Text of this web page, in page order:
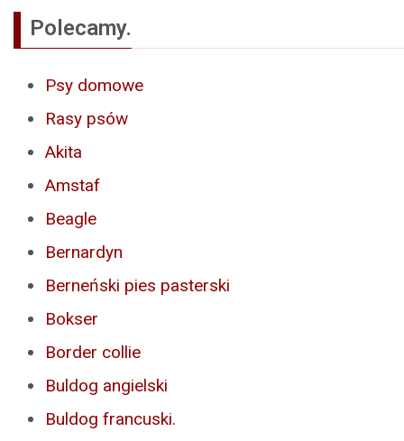
Polecamy.
Psy domowe
Rasy psów
Akita
Amstaf
Beagle
Bernardyn
Berneński pies pasterski
Bokser
Border collie
Buldog angielski
Buldog francuski.